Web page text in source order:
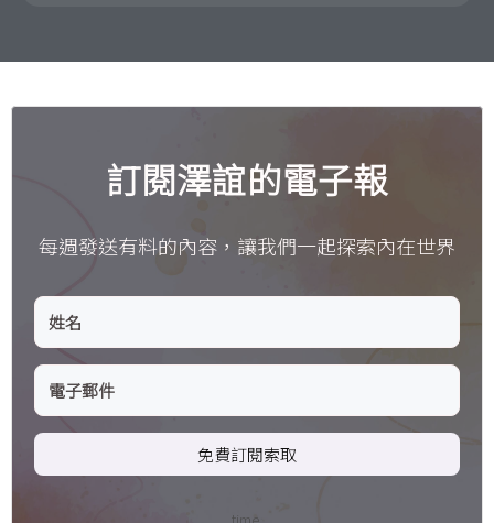
訂閱澤誼的電子報
每週發送有料的內容，讓我們一起探索內在世界
免費訂閱索取